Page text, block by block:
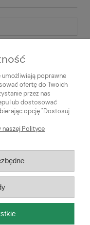
PRÓBY 835.
MASA- 27.38 g.
Morcinka 8/6, 46-203
poprawne
ofertę do Twoich
przez nas
lub dostosować
opcję "Dostosuj
Polityce